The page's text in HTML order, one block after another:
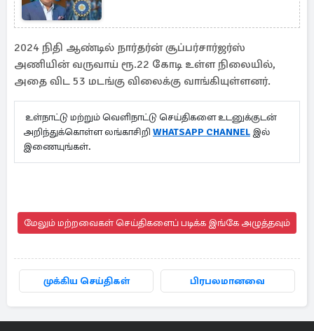
2024 நிதி ஆண்டில் நார்தர்ன் சூப்பர்சார்ஜர்ஸ்
அணியின் வருவாய் ரூ.22 கோடி உள்ள நிலையில்,
அதை விட 53 மடங்கு விலைக்கு வாங்கியுள்ளனர்.
உள்நாட்டு மற்றும் வெளிநாட்டு செய்திகளை உடனுக்குடன்
அறிந்துக்கொள்ள லங்காசிறி WHATSAPP CHANNEL இல்
இணையுங்கள்.
மேலும் மற்றவைகள் செய்திகளைப் படிக்க இங்கே அழுத்தவும்
முக்கிய செய்திகள் பிரபலமானவை